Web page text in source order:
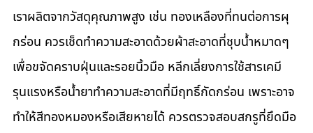
เราผลิตจากวัสดุคุณภาพสูง เช่น ทองเหลืองที่ทนต่อการผุ
กร่อน ควรเช็ดทำความสะอาดด้วยผ้าสะอาดที่ชุบน้ำหมาดๆ
เพื่อขจัดคราบฝุ่นและรอยนิ้วมือ หลีกเลี่ยงการใช้สารเคมี
รุนแรงหรือน้ำยาทำความสะอาดที่มีฤทธิ์กัดกร่อน เพราะอาจ
ทำให้สีทองหมองหรือเสียหายได้ ควรตรวจสอบสกรูที่ยึดมือ